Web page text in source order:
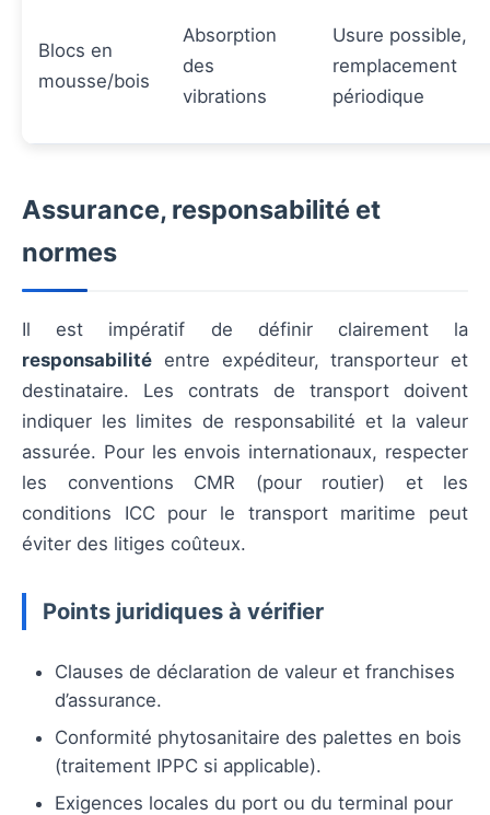
Blocs en
mousse/bois
Absorption
des
vibrations
Usure possible,
remplacement
périodique
Assurance, responsabilité et
normes
Il est impératif de définir clairement la
responsabilité entre expéditeur, transporteur et
destinataire. Les contrats de transport doivent
indiquer les limites de responsabilité et la valeur
assurée. Pour les envois internationaux, respecter
les conventions CMR (pour routier) et les
conditions ICC pour le transport maritime peut
éviter des litiges coûteux.
Points juridiques à vérifier
Clauses de déclaration de valeur et franchises
d’assurance.
Conformité phytosanitaire des palettes en bois
(traitement IPPC si applicable).
Exigences locales du port ou du terminal pour